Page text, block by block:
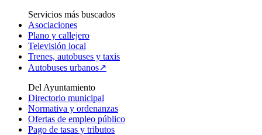
Servicios más buscados
Asociaciones
Plano y callejero
Televisión local
Trenes, autobuses y taxis
Autobuses urbanos↗
Del Ayuntamiento
Directorio municipal
Normativa y ordenanzas
Ofertas de empleo público
Pago de tasas y tributos